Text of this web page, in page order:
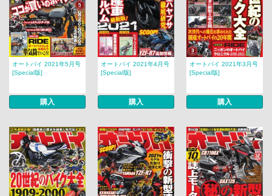
オートバイ 2021年5月号
[Special版]
購入
オートバイ 2021年4月号
[Special版]
購入
オートバイ 2021年3月号
[Special版]
購入